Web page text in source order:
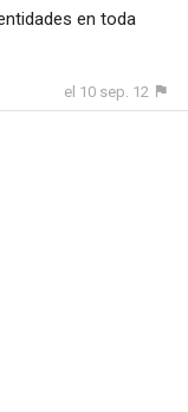
en toda
el 10 sep. 12